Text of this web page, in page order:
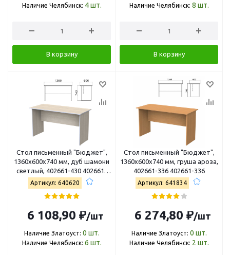
Наличие Челябинск: 4 шт.
В корзину
Наличие Челябинск: 8 шт.
В корзину
Стол письменный "Бюджет",
1360х600х740 мм, дуб шамони
светлый, 402661-430 402661-
430
Артикул: 640620
6 108,90 ₽/шт
Наличие Златоуст: 0 шт.
Наличие Челябинск: 6 шт.
Стол письменный "Бюджет",
1360х600х740 мм, груша ароза,
402661-336 402661-336
Артикул: 641834
6 274,80 ₽/шт
Наличие Златоуст: 0 шт.
Наличие Челябинск: 2 шт.